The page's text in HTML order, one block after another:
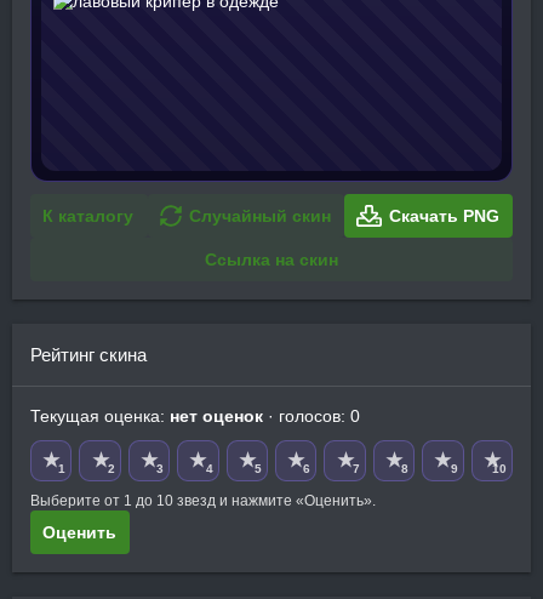
К каталогу Случайный скин Скачать PNG
Ссылка на скин
Рейтинг скина
Текущая оценка: нет оценок · голосов: 0
★1 ★2 ★3 ★4 ★5 ★6 ★7 ★8 ★9 ★10
Выберите от 1 до 10 звезд и нажмите «Оценить».
Оценить